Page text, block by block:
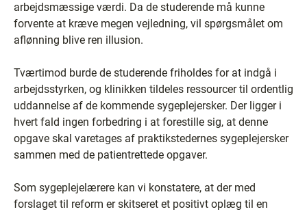
arbejdsmæssige værdi. Da de studerende må kunne
forvente at kræve megen vejledning, vil spørgsmålet om
aflønning blive ren illusion.
Tværtimod burde de studerende friholdes for at indgå i
arbejdsstyrken, og klinikken tildeles ressourcer til ordentlig
uddannelse af de kommende sygeplejersker. Der ligger i
hvert fald ingen forbedring i at forestille sig, at denne
opgave skal varetages af praktikstedernes sygeplejersker
sammen med de patientrettede opgaver.
Som sygeplejelærere kan vi konstatere, at der med
forslaget til reform er skitseret et positivt oplæg til en